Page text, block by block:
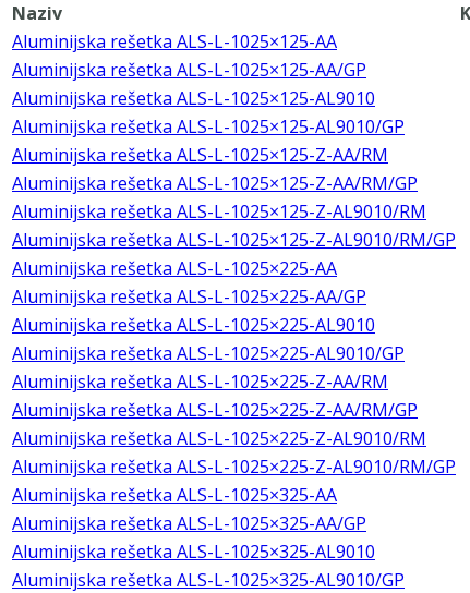
Naziv
Aluminijska rešetka ALS-L-1025×125-AA
Aluminijska rešetka ALS-L-1025×125-AA/GP
Aluminijska rešetka ALS-L-1025×125-AL9010
Aluminijska rešetka ALS-L-1025×125-AL9010/GP
Aluminijska rešetka ALS-L-1025×125-Z-AA/RM
Aluminijska rešetka ALS-L-1025×125-Z-AA/RM/GP
Aluminijska rešetka ALS-L-1025×125-Z-AL9010/RM
Aluminijska rešetka ALS-L-1025×125-Z-AL9010/RM/GP
Aluminijska rešetka ALS-L-1025×225-AA
Aluminijska rešetka ALS-L-1025×225-AA/GP
Aluminijska rešetka ALS-L-1025×225-AL9010
Aluminijska rešetka ALS-L-1025×225-AL9010/GP
Aluminijska rešetka ALS-L-1025×225-Z-AA/RM
Aluminijska rešetka ALS-L-1025×225-Z-AA/RM/GP
Aluminijska rešetka ALS-L-1025×225-Z-AL9010/RM
Aluminijska rešetka ALS-L-1025×225-Z-AL9010/RM/GP
Aluminijska rešetka ALS-L-1025×325-AA
Aluminijska rešetka ALS-L-1025×325-AA/GP
Aluminijska rešetka ALS-L-1025×325-AL9010
Aluminijska rešetka ALS-L-1025×325-AL9010/GP